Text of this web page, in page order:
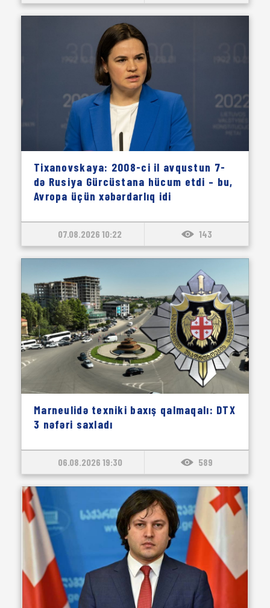
Tixanovskaya: 2008-ci il avqustun 7-
də Rusiya Gürcüstana hücum etdi – bu,
Avropa üçün xəbərdarlıq idi
07.08.2026 10:22 143
Marneulidə texniki baxış qalmaqalı: DTX
3 nəfəri saxladı
06.08.2026 19:30 589